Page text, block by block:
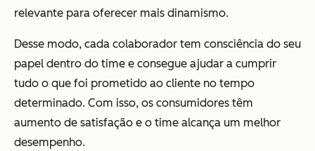
relevante para oferecer mais dinamismo.
Desse modo, cada colaborador tem consciência do seu
papel dentro do time e consegue ajudar a cumprir
tudo o que foi prometido ao cliente no tempo
determinado. Com isso, os consumidores têm
aumento de satisfação e o time alcança um melhor
desempenho.